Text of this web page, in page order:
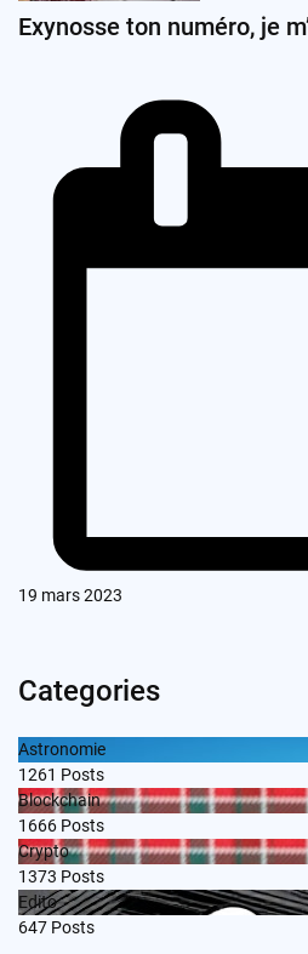
Exynosse ton numéro, je
19 mars 2023
Categories
Astronomie
1261 Posts
Blockchain
1666 Posts
Crypto
1373 Posts
Edito
647 Posts